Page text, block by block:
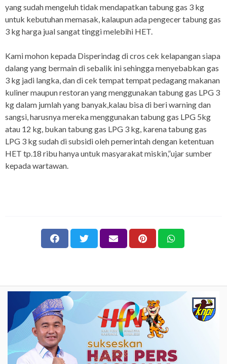
yang sudah mengeluh tidak mendapatkan tabung gas 3 kg
untuk kebutuhan memasak, kalaupun ada pengecer tabung gas
3 kg harga jual sangat tinggi melebihi HET.
Kami mohon kepada Disperindag di cros cek kelapangan siapa
dalang yang bermain di sebalik ini sehingga menyebabkan gas
3 kg jadi langka, dan di cek tempat tempat pedagang makanan
kuliner maupun restoran yang menggunakan tabung gas LPG 3
kg dalam jumlah yang banyak,kalau bisa di beri warning dan
sangsi, harusnya mereka menggunakan tabung gas LPG 5kg
atau 12 kg, bukan tabung gas LPG 3 kg, karena tabung gas
LPG 3 kg sudah di subsidi oleh pemerintah dengan ketentuan
HET tp.18 ribu hanya untuk masyarakat miskin,”ujar sumber
kepada wartawan.